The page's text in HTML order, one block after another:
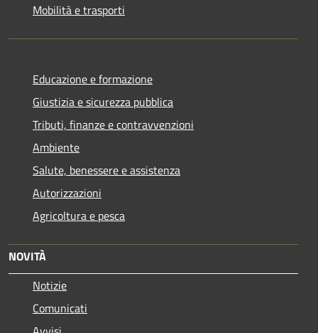
Mobilità e trasporti
Educazione e formazione
Giustizia e sicurezza pubblica
Tributi, finanze e contravvenzioni
Ambiente
Salute, benessere e assistenza
Autorizzazioni
Agricoltura e pesca
NOVITÀ
Notizie
Comunicati